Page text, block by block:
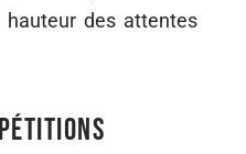
des attentes